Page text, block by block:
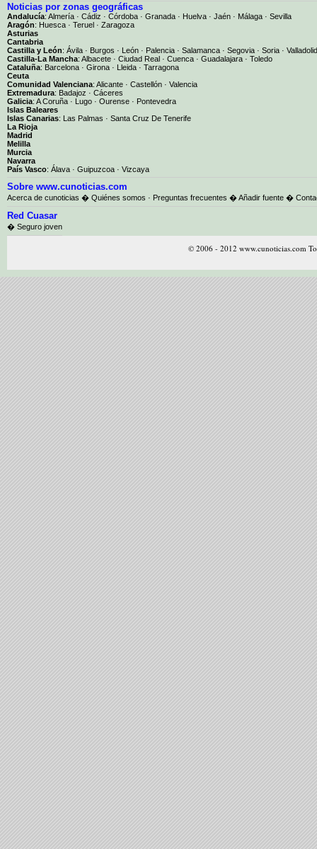
Noticias por zonas geográficas
Andalucía: Almería · Cádiz · Córdoba · Granada · Huelva · Jaén · Málaga · Sevilla
Aragón: Huesca · Teruel · Zaragoza
Asturias
Cantabria
Castilla y León: Ávila · Burgos · León · Palencia · Salamanca · Segovia · Soria · Valladolid
Castilla-La Mancha: Albacete · Ciudad Real · Cuenca · Guadalajara · Toledo
Cataluña: Barcelona · Girona · Lleida · Tarragona
Ceuta
Comunidad Valenciana: Alicante · Castellón · Valencia
Extremadura: Badajoz · Cáceres
Galicia: A Coruña · Lugo · Ourense · Pontevedra
Islas Baleares
Islas Canarias: Las Palmas · Santa Cruz De Tenerife
La Rioja
Madrid
Melilla
Murcia
Navarra
País Vasco: Álava · Guipuzcoa · Vizcaya
Sobre www.cunoticias.com
Acerca de cunoticias � Quiénes somos · Preguntas frecuentes �Añadir fuente �
Red Cuasar
� Seguro joven
© 2006 - 2012 www.cunoticias.com